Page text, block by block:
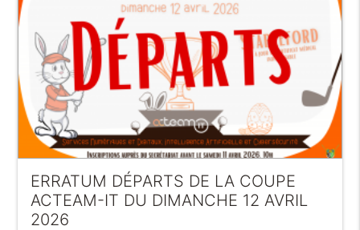
ERRATUM DÉPARTS DE LA COUPE
ACTEAM-IT DU DIMANCHE 12 AVRIL
2026